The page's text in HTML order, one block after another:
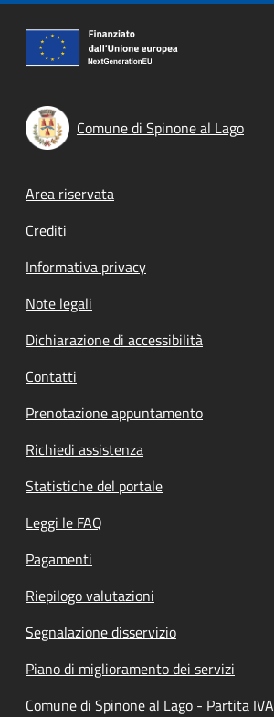
Comune di Spinone al Lago
Footer menu
Area riservata
Crediti
Informativa privacy
Note legali
Dichiarazione di accessibilità
Contatti
Prenotazione appuntamento
Richiedi assistenza
Statistiche del portale
Leggi le FAQ
Pagamenti
Riepilogo valutazioni
Segnalazione disservizio
Piano di miglioramento dei servizi
Comune di Spinone al Lago - Partita IVA